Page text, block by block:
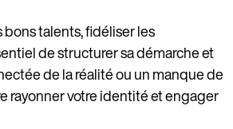
talents, fidéliser les
de structurer sa démarche et
de la réalité ou un manque de
rayonner votre identité et engager